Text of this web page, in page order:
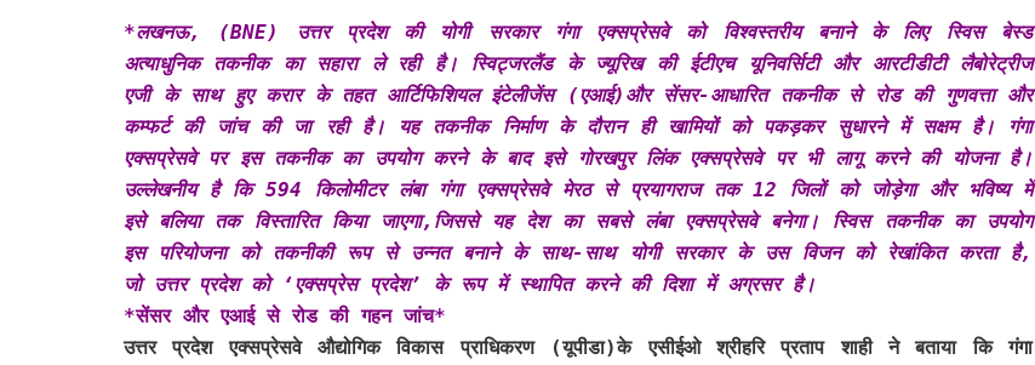
*लखनऊ, (BNE)
उत्तर प्रदेश की योगी सरकार गंगा एक्सप्रेसवे को विश्वस्तरीय बनाने के लिए स्विस बेस्ड
अत्याधुनिक तकनीक का सहारा ले रही है। स्विट्जरलैंड के ज्यूरिख की ईटीएच यूनिवर्सिटी और आरटीडीटी लैबोरेट्रीज
एजी के साथ हुए करारके तहत आर्टिफिशियल इंटेलीजेंस (एआई)और सेंसर-आधारित तकनीक से रोड की गुणवत्ता और
कम्फर्ट की जांच की जा रही है। यह तकनीक निर्माण के दौरान ही खामियों को पकड़कर सुधारने में सक्षम है। गंगा
एक्सप्रेसवे पर इस तकनीक का उपयोग करने के बाद इसे गोरखपुर लिंक एक्सप्रेसवे पर भी लागू करने की योजना है।
उल्लेखनीय है कि 594 किलोमीटर लंबा गंगा एक्सप्रेसवे मेरठ से प्रयागराज तक 12 जिलों को जोड़ेगा और भविष्य में
इसे बलिया तक विस्तारित किया जाएगा,जिससे यह देश का सबसे लंबा एक्सप्रेसवे बनेगा। स्विस तकनीक का उपयोग
इस परियोजना को तकनीकी रूप से उन्नत बनाने के साथ-साथ योगी सरकार के उस विजन को रेखांकित करता है,
जो उत्तर प्रदेश को ‘एक्सप्रेस प्रदेश’ के रूप में स्थापित करने की दिशा में अग्रसर है।
*सेंसर और एआई से रोड की गहन जांच*
उत्तर प्रदेश एक्सप्रेसवे औद्योगिक विकास प्राधिकरण (यूपीडा)के एसीईओ श्रीहरि प्रताप शाही ने बताया कि गंगा